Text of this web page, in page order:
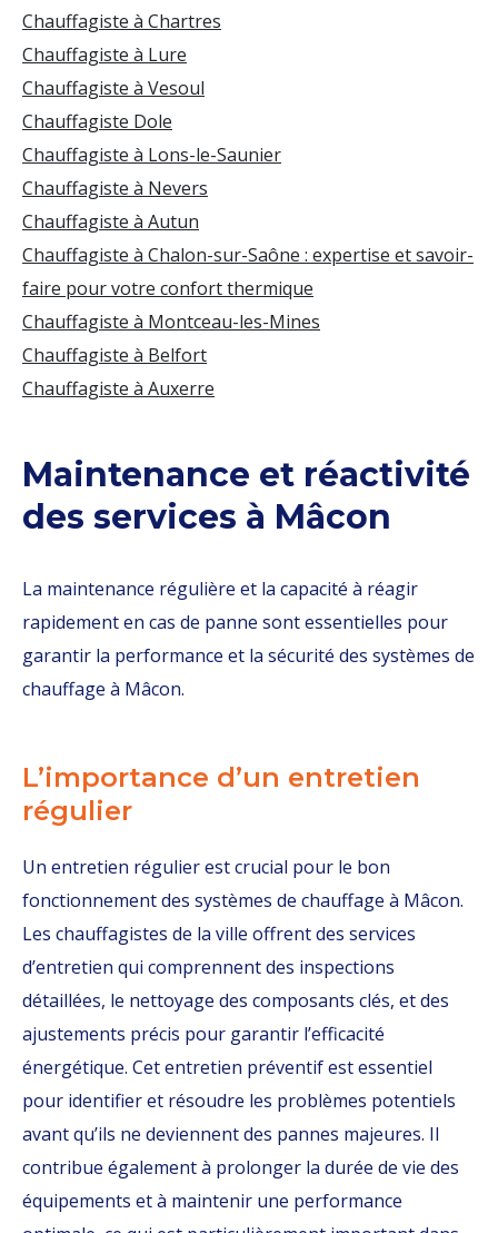
Chauffagiste à Chartres
Chauffagiste à Lure
Chauffagiste à Vesoul
Chauffagiste Dole
Chauffagiste à Lons-le-Saunier
Chauffagiste à Nevers
Chauffagiste à Autun
Chauffagiste à Chalon-sur-Saône : expertise et savoir-
faire pour votre confort thermique
Chauffagiste à Montceau-les-Mines
Chauffagiste à Belfort
Chauffagiste à Auxerre
Maintenance et réactivité
des services à Mâcon
La maintenance régulière et la capacité à réagir
rapidement en cas de panne sont essentielles pour
garantir la performance et la sécurité des systèmes de
chauffage à Mâcon.
L’importance d’un entretien
régulier
Un entretien régulier est crucial pour le bon
fonctionnement des systèmes de chauffage à Mâcon.
Les chauffagistes de la ville offrent des services
d’entretien qui comprennent des inspections
détaillées, le nettoyage des composants clés, et des
ajustements précis pour garantir l’efficacité
énergétique. Cet entretien préventif est essentiel
pour identifier et résoudre les problèmes potentiels
avant qu’ils ne deviennent des pannes majeures. Il
contribue également à prolonger la durée de vie des
équipements et à maintenir une performance